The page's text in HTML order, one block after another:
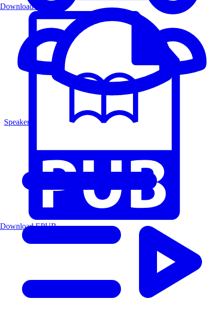
Speakers
Download PDF
Download EPUB